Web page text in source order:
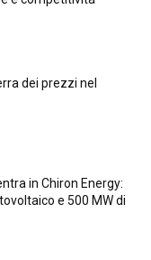
dei prezzi nel
in Chiron Energy:
e 500 MW di